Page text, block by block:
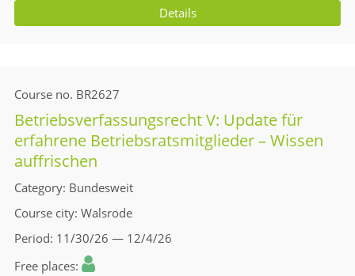
Details
Course no. BR2627
Betriebsverfassungsrecht V: Update für
erfahrene Betriebsratsmitglieder – Wissen
auffrischen
Category Bundesweit
Course city Walsrode
Period 11/30/26 — 12/4/26
Free places